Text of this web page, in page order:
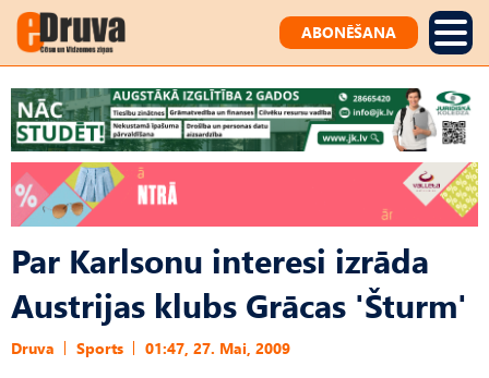
ABONĒŠANA
Par Karlsonu interesi izrāda
Austrijas klubs Grācas 'Šturm'
Druva Sports 01:47, 27. Mai, 2009